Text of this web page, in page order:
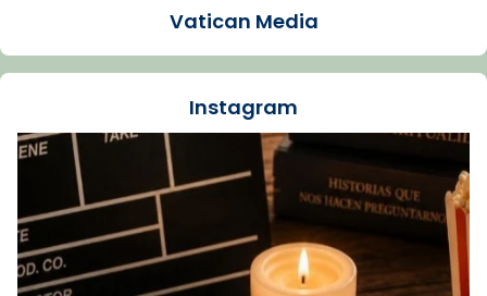
Santes de Mataró.
🔗tinyurl.com/cvu5jmbk
Foto
View on Facebook Share
Arquebisbat de Barcelonais at Catedral
de Barcelona.
1 week ago
Vatican Media
Instagram